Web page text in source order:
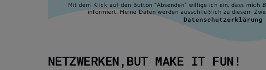
Mit dem Klick auf den Button “Absenden” willige ich ein, dass mich
informiert. Meine Daten werden ausschließlich zu diesem
Datenschutzerklärung
NETZWERKEN,BUT MAKE IT FUN!